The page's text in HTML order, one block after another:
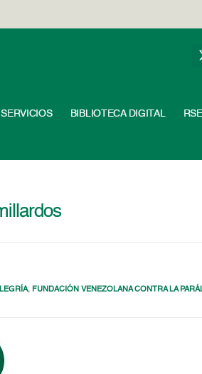
BIBLIOTECA DIGITAL RSE
, FUNDACIÓN VENEZOLANA CONTRA LA